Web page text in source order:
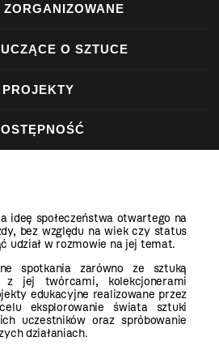
ZORGANIZOWANE
O SZTUCE
PROJEKTY
ideę społeczeństwa otwartego na
bez względu na wiek czy status
udział w rozmowie na jej temat.
spotkania zarówno ze sztuką
z jej twórcami, kolekcjonerami
edukacyjne realizowane przez
eksplorowanie świata sztuki
uczestników oraz spróbowanie
działaniach.